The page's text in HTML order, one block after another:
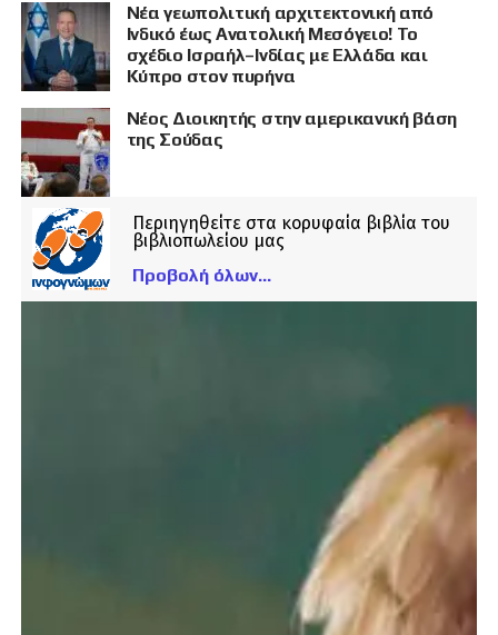
Νέα γεωπολιτική αρχιτεκτονική από
Ινδικό έως Ανατολική Μεσόγειο! Το
σχέδιο Ισραήλ–Ινδίας με Ελλάδα και
Κύπρο στον πυρήνα
Νέος Διοικητής στην αμερικανική βάση
της Σούδας
Περιηγηθείτε στα κορυφαία βιβλία του
βιβλιοπωλείου μας
Προβολή όλων